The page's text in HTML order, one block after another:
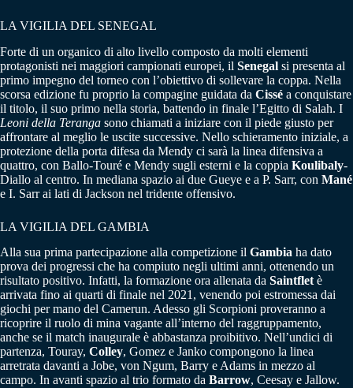
LA VIGILIA DEL SENEGAL
Forte di un organico di alto livello composto da molti elementi
protagonisti nei maggiori campionati europei, il Senegal si presenta al
primo impegno del torneo con l’obiettivo di sollevare la coppa. Nella
scorsa edizione fu proprio la compagine guidata da Cissé a conquistare
il titolo, il suo primo nella storia, battendo in finale l’Egitto di Salah. I
Leoni della Teranga sono chiamati a iniziare con il piede giusto per
affrontare al meglio le uscite successive. Nello schieramento iniziale, a
protezione della porta difesa da Mendy ci sarà la linea difensiva a
quattro, con Ballo-Touré e Mendy sugli esterni e la coppia Koulibaly-
Diallo al centro. In mediana spazio ai due Gueye e a P. Sarr, con Mané
e I. Sarr ai lati di Jackson nel tridente offensivo.
LA VIGILIA DEL GAMBIA
Alla sua prima partecipazione alla competizione il Gambia ha dato
prova dei progressi che ha compiuto negli ultimi anni, ottenendo un
risultato positivo. Infatti, la formazione ora allenata da Saintflet è
arrivata fino ai quarti di finale nel 2021, venendo poi estromessa dai
giochi per mano del Camerun. Adesso gli Scorpioni proveranno a
ricoprire il ruolo di mina vagante all’interno del raggruppamento,
anche se il match inaugurale è abbastanza proibitivo. Nell’undici di
partenza, Touray, Colley, Gomez e Janko compongono la linea
arretrata davanti a Jobe, von Ngum, Barry e Adams in mezzo al
campo. In avanti spazio al trio formato da Barrow, Ceesay e Jallow.